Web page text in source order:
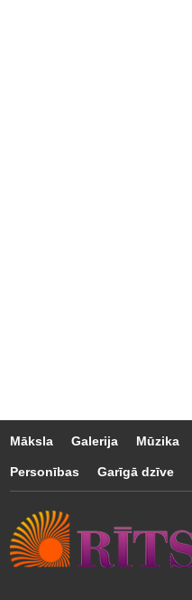
Māksla Galerija Mūzika
Personības Garīgā dzīve